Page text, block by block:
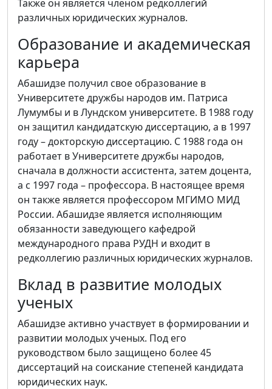
Также он является членом редколлегий
различных юридических журналов.
Образование и академическая
карьера
Абашидзе получил свое образование в
Университете дружбы народов им. Патриса
Лумумбы и в Лундском университете. В 1988 году
он защитил кандидатскую диссертацию, а в 1997
году – докторскую диссертацию. С 1988 года он
работает в Университете дружбы народов,
сначала в должности ассистента, затем доцента,
а с 1997 года – профессора. В настоящее время
он также является профессором МГИМО МИД
России. Абашидзе является исполняющим
обязанности заведующего кафедрой
международного права РУДН и входит в
редколлегию различных юридических журналов.
Вклад в развитие молодых
ученых
Абашидзе активно участвует в формировании и
развитии молодых ученых. Под его
руководством было защищено более 45
диссертаций на соискание степеней кандидата
юридических наук.